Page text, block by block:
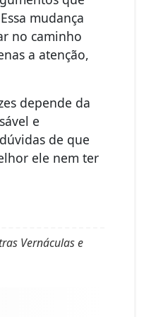
mudança
no caminho
a atenção,
depende da
e
de que
ele nem ter
Vernáculas e